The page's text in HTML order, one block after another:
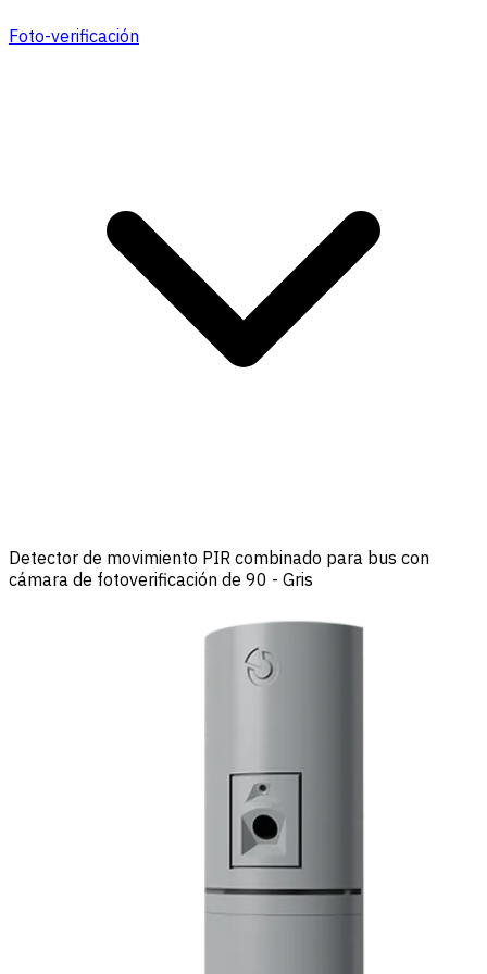
Foto-verificación
Detector de movimiento PIR combinado para bus con
cámara de fotoverificación de 90 - Gris